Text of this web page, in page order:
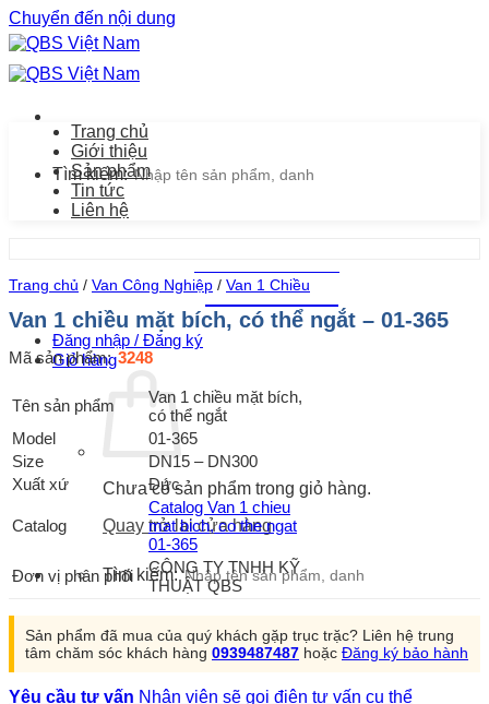
Chuyển đến nội dung
Tìm kiếm:
0939.487.487
Đăng nhập / Đăng ký
Giỏ hàng
Chưa có sản phẩm trong giỏ hàng.
Quay trở lại cửa hàng
Tìm kiếm:
Trang chủ
Giới thiệu
Sản phẩm
Tin tức
Liên hệ
Trang chủ / Van Công Nghiệp / Van 1 Chiều
Van 1 chiều mặt bích, có thể ngắt – 01-365
Mã sản phẩm: 3248
Tên sản phẩm
Van 1 chiều mặt bích,
có thể ngắt
Model
01-365
Size
DN15 – DN300
Xuất xứ
Đức
Catalog
Catalog Van 1 chieu
mat bich, co the ngat
01-365
Đơn vị phân phối
CÔNG TY TNHH KỸ
THUẬT QBS
Sản phẩm đã mua của quý khách gặp trục trặc? Liên hệ trung
tâm chăm sóc khách hàng 0939487487 hoặc Đăng ký bảo hành
Yêu cầu tư vấn Nhân viên sẽ gọi điện tư vấn cụ thể